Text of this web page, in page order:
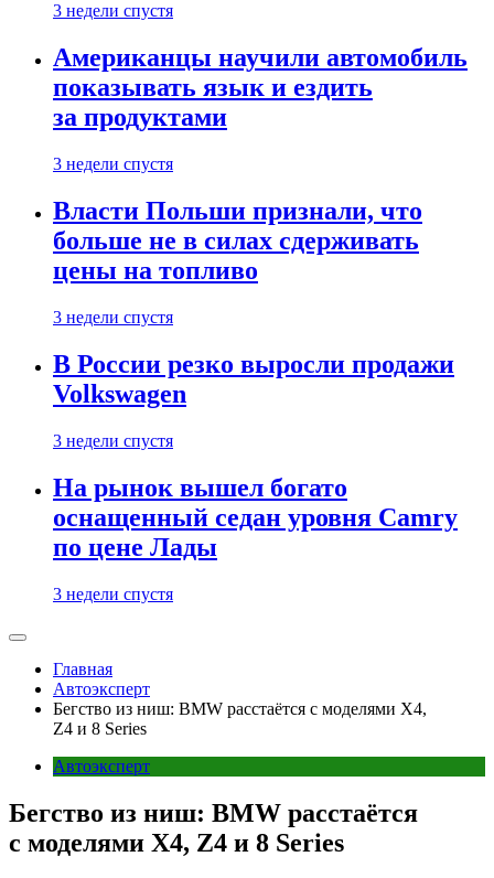
3 недели спустя
Американцы научили автомобиль
показывать язык и ездить
за продуктами
3 недели спустя
Власти Польши признали, что
больше не в силах сдерживать
цены на топливо
3 недели спустя
В России резко выросли продажи
Volkswagen
3 недели спустя
На рынок вышел богато
оснащенный седан уровня Camry
по цене Лады
3 недели спустя
Главная
Автоэксперт
Бегство из ниш: BMW расстаётся с моделями X4,
Z4 и 8 Series
Автоэксперт
Бегство из ниш: BMW расстаётся
с моделями X4, Z4 и 8 Series